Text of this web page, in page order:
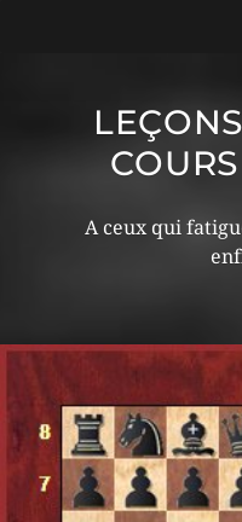
A ceux qui